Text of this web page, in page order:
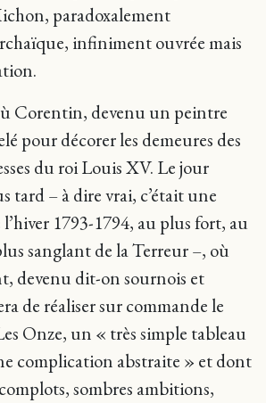
paradoxalement
infiniment ouvrée mais
Corentin, devenu un peintre
pour décorer les demeures des
du roi Louis XV. Le jour
tard – à dire vrai, c’était une
1793-1794, au plus fort, au
sanglant de la Terreur –, où
devenu dit-on sournois et
de réaliser sur commande le
Onze, un « très simple tableau
complication abstraite » et dont
sombres ambitions,